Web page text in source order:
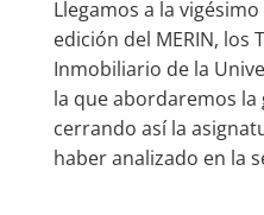
Llegamos a la
edición del MERIN, los
Inmobiliario de la
la que abordaremos
cerrando así la
haber analizado en la